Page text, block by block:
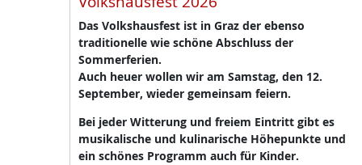
Das Volkshausfest ist in Graz der ebenso
traditionelle wie schöne Abschluss der
Sommerferien.
Auch heuer wollen wir am Samstag, den 12.
September, wieder gemeinsam feiern.
Bei jeder Witterung und freiem Eintritt gibt es
musikalische und kulinarische Höhepunkte und
ein schönes Programm auch für Kinder.